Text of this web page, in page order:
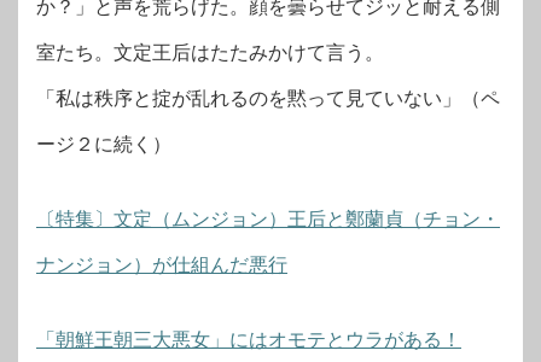
か？」と声を荒らげた。顔を曇らせてジッと耐える側
室たち。文定王后はたたみかけて言う。
「私は秩序と掟が乱れるのを黙って見ていない」（ペ
ージ２に続く）
〔特集〕文定（ムンジョン）王后と鄭蘭貞（チョン・
ナンジョン）が仕組んだ悪行
「朝鮮王朝三大悪女」にはオモテとウラがある！